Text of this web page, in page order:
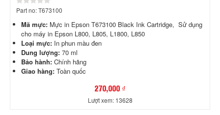
Part no: T673100
Mã mực: Mực in Epson T673100 Black Ink Cartridge, Sử dụng
cho máy in Epson L800, L805, L1800, L850
Loại mực: In phun màu đen
Dung lượng: 70 ml
Bảo hành: Chính hãng
Giao hàng: Toàn quốc
270,000 ₫
Lượt xem: 13628